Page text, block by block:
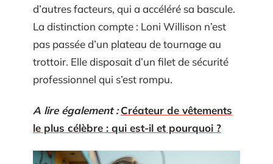
d’autres facteurs, qui a accéléré sa bascule.
La distinction compte : Loni Willison n’est
pas passée d’un plateau de tournage au
trottoir. Elle disposait d’un filet de sécurité
professionnel qui s’est rompu.
A lire également : Créateur de vêtements
le plus célèbre : qui est-il et pourquoi ?